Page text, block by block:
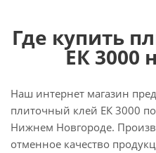
Где купить
ЕК 3000
Наш интернет магазин
плиточный клей ЕК 3000
Нижнем Новгороде.
отменное качество